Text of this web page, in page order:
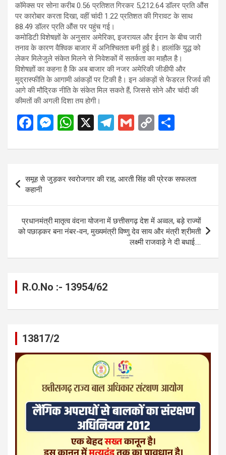
कॉमेक्स पर सोना करीब 0.56 प्रतिशत गिरकर 5,212.64 डॉलर प्रति औंस
पर कारोबार करता दिखा, वहीं चांदी 1.22 प्रतिशत की गिरावट के साथ
88.49 डॉलर प्रति औंस पर पहुंच गई।
कमोडिटी विशेषज्ञों के अनुसार अमेरिका, इजरायल और ईरान के बीच जारी
तनाव के कारण वैश्विक बाजार में अनिश्चितता बनी हुई है। हालांकि युद्ध को
लेकर मिलेजुले संकेत मिलने से निवेशकों में सतर्कता का माहौल है।
विशेषज्ञों का कहना है कि अब बाजार की नजर अमेरिकी जीडीपी और
मुद्रास्फीति के आगामी आंकड़ों पर टिकी है। इन आंकड़ों से फेडरल रिजर्व की
आगे की मौद्रिक नीति के संकेत मिल सकते हैं, जिससे सोने और चांदी की
कीमतों की अगली दिशा तय होगी।
F
ce
o
o
k
M
se
g
er
W
at
s
A
p
p
X
T
e
a
m
G
ail
C
py
Li
n
k
ar
navigation
समूह से जुड़कर स्वरोजगार की राह, आरती सिंह की प्रेरक सफलता
कहानी
प्रधानमंत्री मातृत्व वंदना योजना में छत्तीसगढ़ देश में अव्वल, बड़े राज्यों
को पछाड़कर बना नंबर-वन, मुख्यमंत्री विष्णु देव साय और मंत्री श्रीमती
लक्ष्मी राजवाड़े ने दी बधाई….
R.O.No :- 13954/62
13817/2